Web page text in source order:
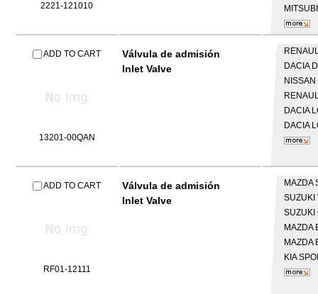
2221-121010
ADD TO CART
13201-00QAN
Válvula de admisión
Inlet Valve
DACIA
NISSAN
DACIA
DACIA
ADD TO CART
RF01-12111
Válvula de admisión
Inlet Valve
MAZDA
SUZUKI
SUZUKI
MAZDA
MAZDA
KIA